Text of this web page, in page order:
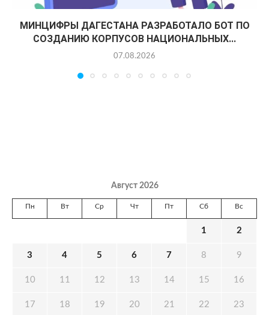
МИНЦИФРЫ ДАГЕСТАНА РАЗРАБОТАЛО БОТ ПО
СОЗДАНИЮ КОРПУСОВ НАЦИОНАЛЬНЫХ...
07.08.2026
Август 2026
Пн Вт Ср Чт Пт Сб Вс
1 2
3 4 5 6 7 8 9
10 11 12 13 14 15 16
17 18 19 20 21 22 23